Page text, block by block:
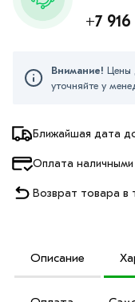
Ближайшая дата
Оплата
Возврат товара в
+7
Внимание! Цены
уточняйте у
Описание